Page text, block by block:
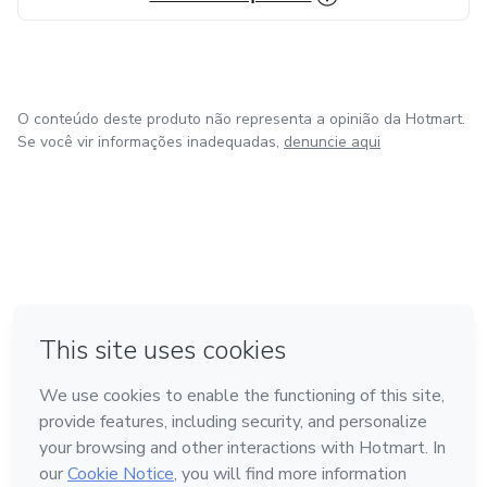
O conteúdo deste produto não representa a opinião da Hotmart.
Se você vir informações inadequadas, denuncie aqui
Feito com ❤ em Bogotá
Conheça a Hotmart